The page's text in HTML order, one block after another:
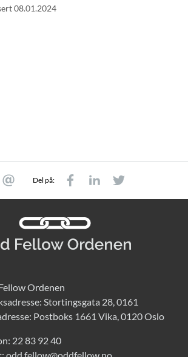
08.01.2024
Del på:
Ordenen
Stortingsgata 28, 0161
Postboks 1661 Vika, 0120 Oslo
22 83 92 40